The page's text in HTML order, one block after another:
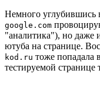
Немного углубившись
google.com
"аналитика"), но даже
ютуба на странице.
kod.ru тоже попадала
тестируемой